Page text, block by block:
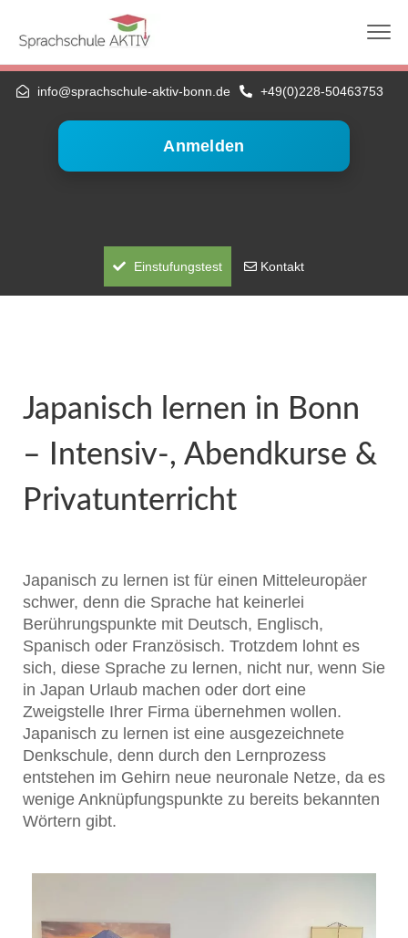
Die nächste telc-Prüfung: 01.09.2026 (schriftlich +
mündlich) — A1 bis C1 Hochschule
info@sprachschule-aktiv-bonn.de +49(0)228-50463753
Anmelden
Einstufungstest Kontakt
Japanisch lernen in Bonn
– Intensiv-, Abendkurse &
Privatunterricht
Japanisch zu lernen ist für einen Mitteleuropäer
schwer, denn die Sprache hat keinerlei
Berührungspunkte mit Deutsch, Englisch,
Spanisch oder Französisch. Trotzdem lohnt es
sich, diese Sprache zu lernen, nicht nur, wenn Sie
in Japan Urlaub machen oder dort eine
Zweigstelle Ihrer Firma übernehmen wollen.
Japanisch zu lernen ist eine ausgezeichnete
Denkschule, denn durch den Lernprozess
entstehen im Gehirn neue neuronale Netze, da es
wenige Anknüpfungspunkte zu bereits bekannten
Wörtern gibt.